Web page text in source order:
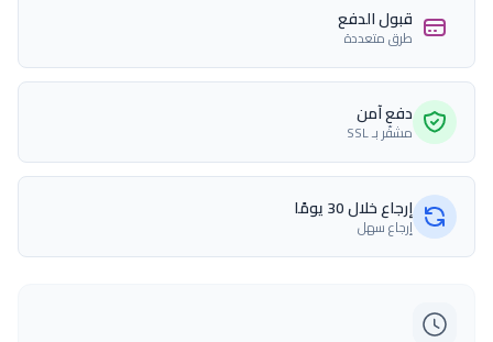
قبول الدفع
طرق متعددة
دفع آمن
مشفّر بـ SSL
إرجاع خلال 30 يومًا
إرجاع سهل